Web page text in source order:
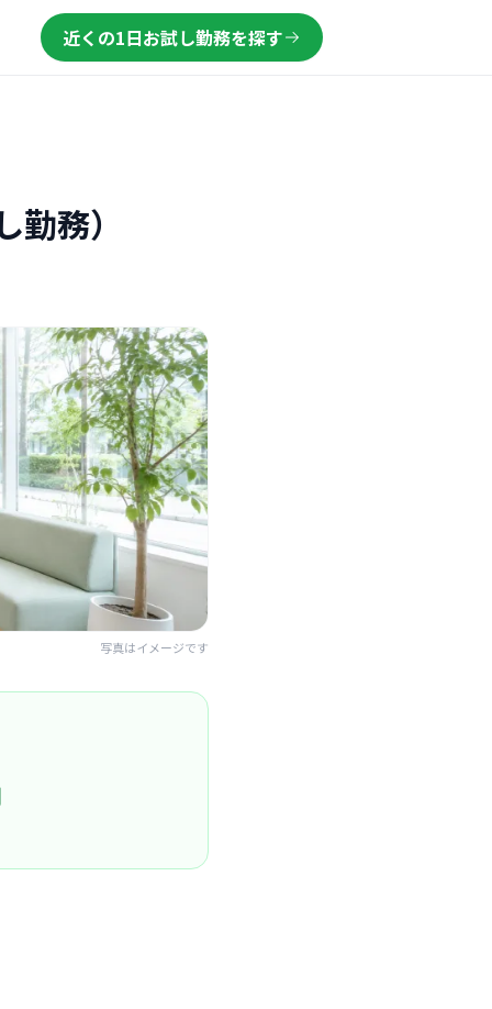
近くの1日お試し勤務を探す
務）
写真はイメージです